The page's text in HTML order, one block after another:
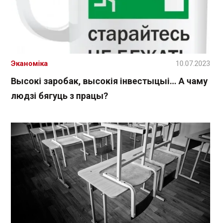
Высокі заробак, высокія інвестыцыі… А чаму
людзі бягуць з працы?
Эканоміка 10.07.2023